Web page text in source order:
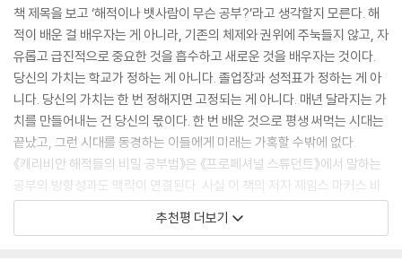
돌파구
감사의 말
옮긴이의 말
---「7장 즐겁게 공부하렴, 제임스!」 중에서
해적 활동은 삶을 독자적으로 살아가는 방식이다. 그러나 다른 사람들에게
도움을 주어야 한다는 삶에 대한 새로운 가치관이 나를 혼란스럽게 했다.
해적들의 이타심이라는 게 모순적이지 않을까? 그렇지 않다. 그 이유는 해
적들의 독립성이란 사람들과의 관계를 끊는 것이 아니라 권위로부터의 독
립을 말하는 것이기 때문이다. 나는 배워야 하는 걸 스스로 학습하기로 결
정했지만, 내가 친구들과 가족들과 동료들에게 얼마나 도움이 되는지 늘
염두에 두고 그런 공부를 하고 있다.
해적이라는 비유의 관점에서 보면, 나는 바다를 항해하면서 아이디어를 약
탈하는 사람이다. 그러나 결국엔 집으로 돌아와 그것들을 가족이나 친구들
스타일의 공부법’으로 커리어를 쌓아, 학위도 자격증도 없지만 소프트웨어
테스트 분야의 권위자로 성공한 비결을 담았다. 정규교육의 굴레에서 벗어
나 자신만의 공부법을 찾는 사람, 기성 교육제도와 다른 교육방식에서 장
점을 찾는 사람, 졸업장이나 학위, 타인의 시선은 신경 쓰지 않고 자신의 운
명을 개척하려는 사람, 남다른 열정으로 평생 공부하는 사람에게 《캐리비
안 해적들의 비밀 공부법》은 유용한 길잡이가 되어줄 것이다.
▶ 배움에서 가장 중요한 것은
‘자유로운 영혼’과 ‘스스로의 결정권’이다
캐리비안 해적들은 자유롭고, 대담하고, 적극적이며, 스스로의 지혜에 의
지하며 살았다. 저자는 그들에게 매력을 느껴 자신을 ‘캐리비안 해적 스타
책 제목을 보고 ‘해적이나 뱃사람이 무슨 공부?’라고 생각할지 모른다. 해
적이 배운 걸 배우자는 게 아니라, 기존의 체제와 권위에 주눅들지 않고, 자
유롭고 급진적으로 중요한 것을 흡수하고 새로운 것을 배우자는 것이다.
당신의 가치는 학교가 정하는 게 아니다. 졸업장과 성적표가 정하는 게 아
니다. 당신의 가치는 한 번 정해지면 고정되는 게 아니다. 매년 달라지는 가
치를 만들어내는 건 당신의 몫이다. 한 번 배운 것으로 평생 써먹는 시대는
끝났고, 그런 시대를 동경하는 이들에게 미래는 가혹할 수밖에 없다.
《캐리비안 해적들의 비밀 공부법》은 《프로페셔널 스튜던트》에서 말하는
공부의 방향성과도 맥락이 연결된다. 사실 이 책의 저자 제임스 마커스 바
크는 ‘프로페셔널 스튜던트’라고 할 수 있다. 정규교육은 중학교까지만 받
았고, 고등학교를 자퇴했지만 4년 후 애플에 입사했다. 대학 졸업장이 아
추천평 더보기